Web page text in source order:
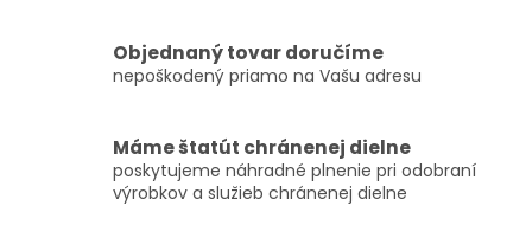
e
p
k
y
v
ý
Objednaný tovar doručíme
nepoškodený priamo na Vašu adresu
Máme štatút chránenej dielne
poskytujeme náhradné plnenie pri odobraní
výrobkov a služieb chránenej dielne